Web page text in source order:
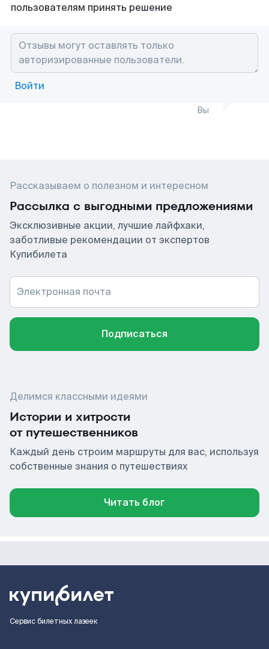
пользователям принять решение
Войти
Вы
Рассказываем о полезном и интересном
Рассылка с выгодными предложениями
Эксклюзивные акции, лучшие лайфхаки,
заботливые рекомендации от экспертов
Купибилета
Электронная почта
Подписаться
Делимся классными идеями
Истории и хитрости
от путешественников
Каждый день строим маршруты для вас, используя
собственные знания о путешествиях
Читать блог
Сервис билетных лазеек